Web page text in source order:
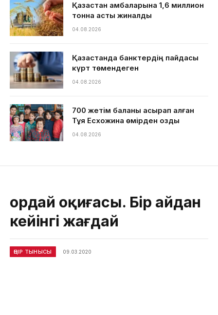
Қазақстан қамбаларына 1,6 миллион
тонна астық жиналды
04.08.2026
Қазақстанда банктердің пайдасы
күрт төмендеген
04.08.2026
700 жетім баланы асырап алған
Тұяқ Есхожина өмірден озды
04.08.2026
Қордай оқиғасы. Бір айдан
кейінгі жағдай
ӨҢІР ТЫНЫСЫ 09.03.2020